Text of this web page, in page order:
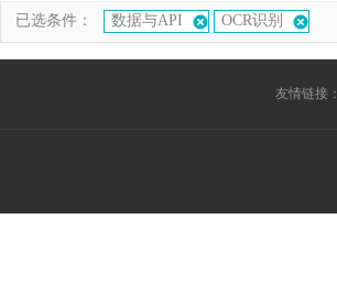
已选条件： 数据与API OCR识别
友情链接：